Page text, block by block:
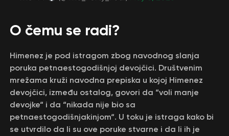
O čemu se radi?
Himenez je pod istragom zbog navodnog slanja
poruka petnaestogodišnjoj devojčici. Društvenim
mrežama kruži navodna prepiska u kojoj Himenez
devojčici, između ostalog, govori da “voli manje
devojke“ i da “nikada nije bio sa
petnaestogodišnjakinjom“. U toku je istraga kako bi
se utvrdilo da li su ove poruke stvarne i da li ih je